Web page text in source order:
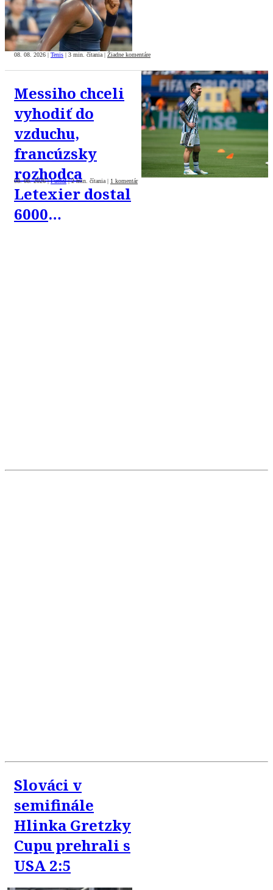
08. 08. 2026 Tenis 3 min. čítania Žiadne komentáre
Messiho chceli
vyhodiť do
vzduchu,
francúzsky
rozhodca
Letexier dostal
6000
08. 08. 2026| Futbal |2 min. čítania 1 komentár
Slováci v
semifinále
Hlinka Gretzky
Cupu prehrali s
USA 2:5